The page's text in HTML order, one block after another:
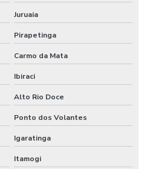
Juruaia
Pirapetinga
Carmo da Mata
Ibiraci
Alto Rio Doce
Ponto dos Volantes
Igaratinga
Itamogi